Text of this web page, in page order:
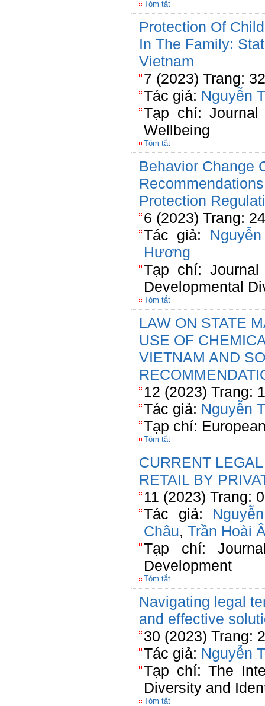
Tóm tắt
Protection Of
In The Family:
Vietnam
7 (2023) Trang:
Tác giả: Nguyễn
Tạp chí:
Wellbeing
Tóm tắt
Behavior Change
Protection
6 (2023) Trang:
Tác giả:
Hương
Tạp chí:
Developmental
Tóm tắt
LAW ON STATE
USE OF
VIETNAM AND
12 (2023) Trang:
Tác giả: Nguyễn
Tạp chí:
Tóm tắt
CURRENT
RETAIL BY
11 (2023) Trang:
Tác giả:
Châu, Trần Hoài
Tạp chí:
Development
Tóm tắt
Navigating legal
and effective
30 (2023) Trang:
Tác giả: Nguyễn
Tạp chí: The
Diversity and
Tóm tắt